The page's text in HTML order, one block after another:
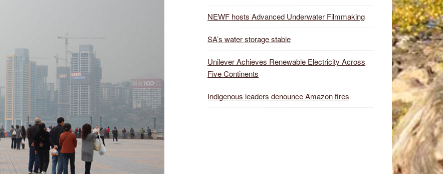
NEWF hosts Advanced Underwater Filmmaking
SA’s water storage stable
Unilever Achieves Renewable Electricity Across
Five Continents
Indigenous leaders denounce Amazon fires